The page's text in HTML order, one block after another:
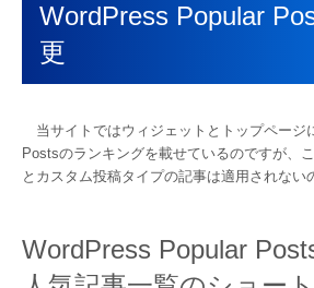
WordPress Popular
更
当サイトではウィジェットとトップページ
Postsのランキングを載せているのですが、
とカスタム投稿タイプの記事は適用されない
WordPress Popular